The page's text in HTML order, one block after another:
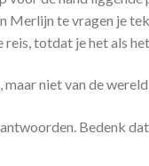
Merlijn te vragen je
totdat je het als
niet van de
Bedenk